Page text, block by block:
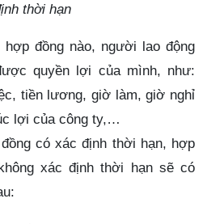
thời hạn
hợp đồng nào, người lao động
quyền lợi của mình, như:
tiền lương, giờ làm, giờ nghỉ
lợi của công ty,…
có xác định thời hạn, hợp
xác định thời hạn sẽ có